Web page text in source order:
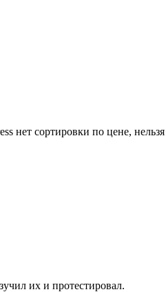
сортировки по цене,
их и протестировал.